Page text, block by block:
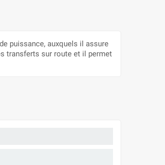
puissance, auxquels il assure
transferts sur route et il permet